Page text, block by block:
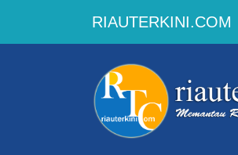
RIAUTERKINI.COM